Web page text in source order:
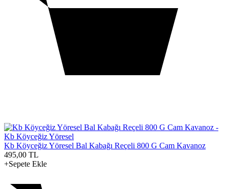
Kb Köyceğiz Yöresel Bal Kabağı Reçeli 800 G Cam Kavanoz
495,00 TL
+Sepete Ekle